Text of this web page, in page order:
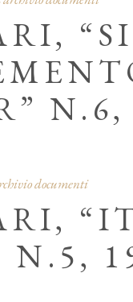
N.6,
documenti